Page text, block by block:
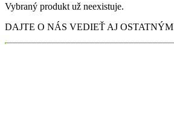
Vybraný produkt už neexistuje.
DAJTE O NÁS VEDIEŤ AJ OSTATNÝM